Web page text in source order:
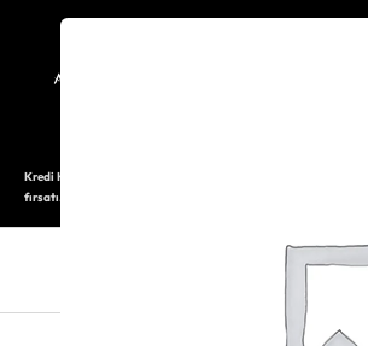
Kredi Kartı ile 12 aya varan taksitli alışveriş imkanı. Üstelik ilk
fırsatı.
SAAT